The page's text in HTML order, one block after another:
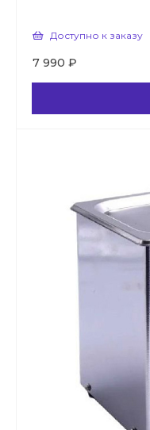
Доступно к заказу
7 990 ₽